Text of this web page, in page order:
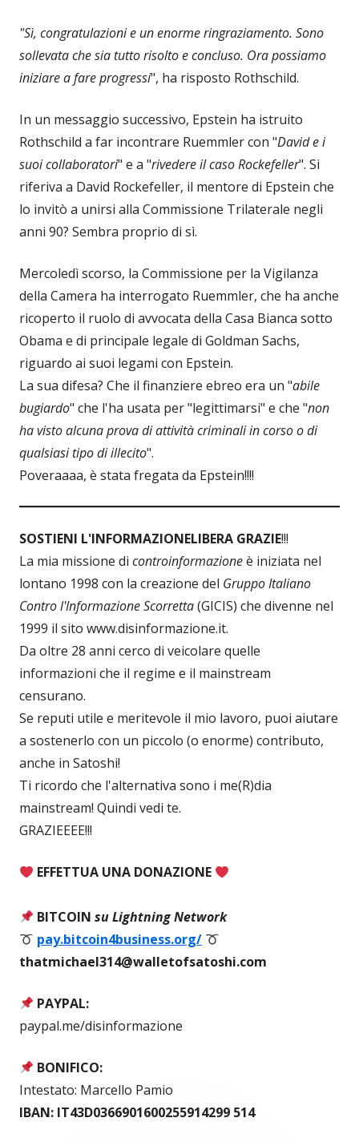
"Sì, congratulazioni e un enorme ringraziamento. Sono
sollevata che sia tutto risolto e concluso. Ora possiamo
iniziare a fare progressi", ha risposto Rothschild.
In un messaggio successivo, Epstein ha istruito
Rothschild a far incontrare Ruemmler con "David e i
suoi collaboratori" e a "rivedere il caso Rockefeller". Si
riferiva a David Rockefeller, il mentore di Epstein che
lo invitò a unirsi alla Commissione Trilaterale negli
anni 90? Sembra proprio di sì.
Mercoledì scorso, la Commissione per la Vigilanza
della Camera ha interrogato Ruemmler, che ha anche
ricoperto il ruolo di avvocata della Casa Bianca sotto
Obama e di principale legale di Goldman Sachs,
riguardo ai suoi legami con Epstein.
La sua difesa? Che il finanziere ebreo era un "abile
bugiardo" che l'ha usata per "legittimarsi" e che "non
ha visto alcuna prova di attività criminali in corso o di
qualsiasi tipo di illecito".
Poveraaaa, è stata fregata da Epstein!!!!
SOSTIENI L'INFORMAZIONELIBERA GRAZIE!!!
La mia missione di controinformazioneè iniziata nel
lontano 1998 con la creazione del Gruppo Italiano
Contro l'Informazione Scorretta(GICIS) che divenne nel
1999 il sito www.disinformazione.it.
Da oltre 28 anni cerco di veicolare quelle
informazioni che il regime e il mainstream
censurano.
Se reputi utile e meritevole il mio lavoro, puoi aiutare
a sostenerlo con un piccolo (o enorme) contributo,
anche in Satoshi!
Ti ricordo che l'alternativa sono i me(R)dia
mainstream! Quindi vedi te.
GRAZIEEEE!!!
EFFETTUA UNA DONAZIONE
BITCOIN su Lightning Network
pay.bitcoin4business.org/
thatmichael314@walletofsatoshi.com
PAYPAL:
paypal.me/disinformazione
BONIFICO:
Intestato: Marcello Pamio
IBAN: IT43D0366901600255914299 514